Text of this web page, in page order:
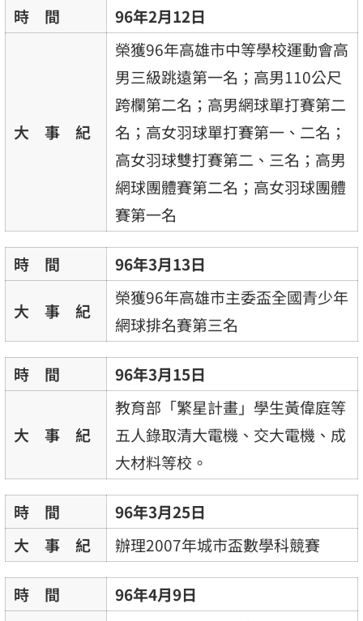
時 間 96年2月12日
大 事 紀
榮獲96年高雄市中等學校運動會高
男三級跳遠第一名；高男110公尺
跨欄第二名；高男網球單打賽第二
名；高女羽球單打賽第一、二名；
高女羽球雙打賽第二、三名；高男
網球團體賽第二名；高女羽球團體
賽第一名
時 間 96年3月13日
大 事 紀
榮獲96年高雄市主委盃全國青少年
網球排名賽第三名
時 間 96年3月15日
大 事 紀
教育部「繁星計畫」學生黃偉庭等
五人錄取清大電機、交大電機、成
大材料等校。
時 間
96年3月25日
大 事 紀
辦理2007年城市盃數學科競賽
時 間 96年4月9日